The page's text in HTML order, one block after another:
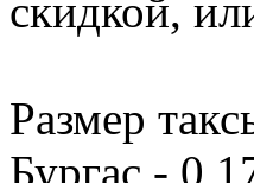
скидкой,
Размер
Бургас -